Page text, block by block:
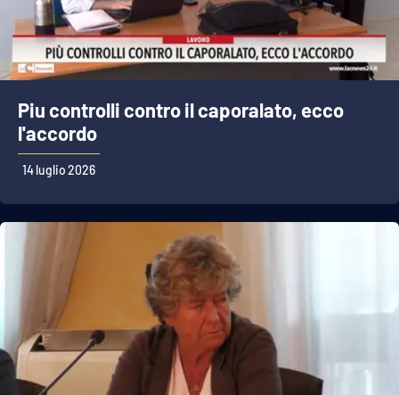
Piu controlli contro il caporalato, ecco
l'accordo
14 luglio 2026